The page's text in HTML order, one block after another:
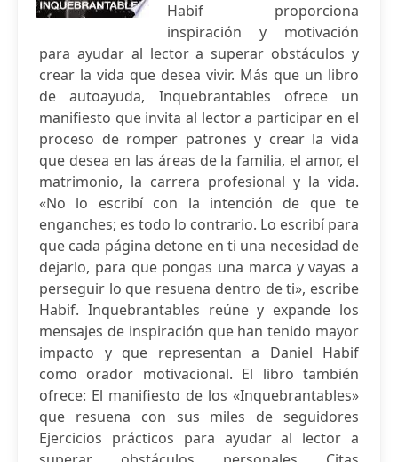
Habif proporciona
inspiración y motivación
para ayudar al lector a superar obstáculos y
crear la vida que desea vivir. Más que un libro
de autoayuda, Inquebrantables ofrece un
manifiesto que invita al lector a participar en el
proceso de romper patrones y crear la vida
que desea en las áreas de la familia, el amor, el
matrimonio, la carrera profesional y la vida.
«No lo escribí con la intención de que te
enganches; es todo lo contrario. Lo escribí para
que cada página detone en ti una necesidad de
dejarlo, para que pongas una marca y vayas a
perseguir lo que resuena dentro de ti», escribe
Habif. Inquebrantables reúne y expande los
mensajes de inspiración que han tenido mayor
impacto y que representan a Daniel Habif
como orador motivacional. El libro también
ofrece: El manifiesto de los «Inquebrantables»
que resuena con sus miles de seguidores
Ejercicios prácticos para ayudar al lector a